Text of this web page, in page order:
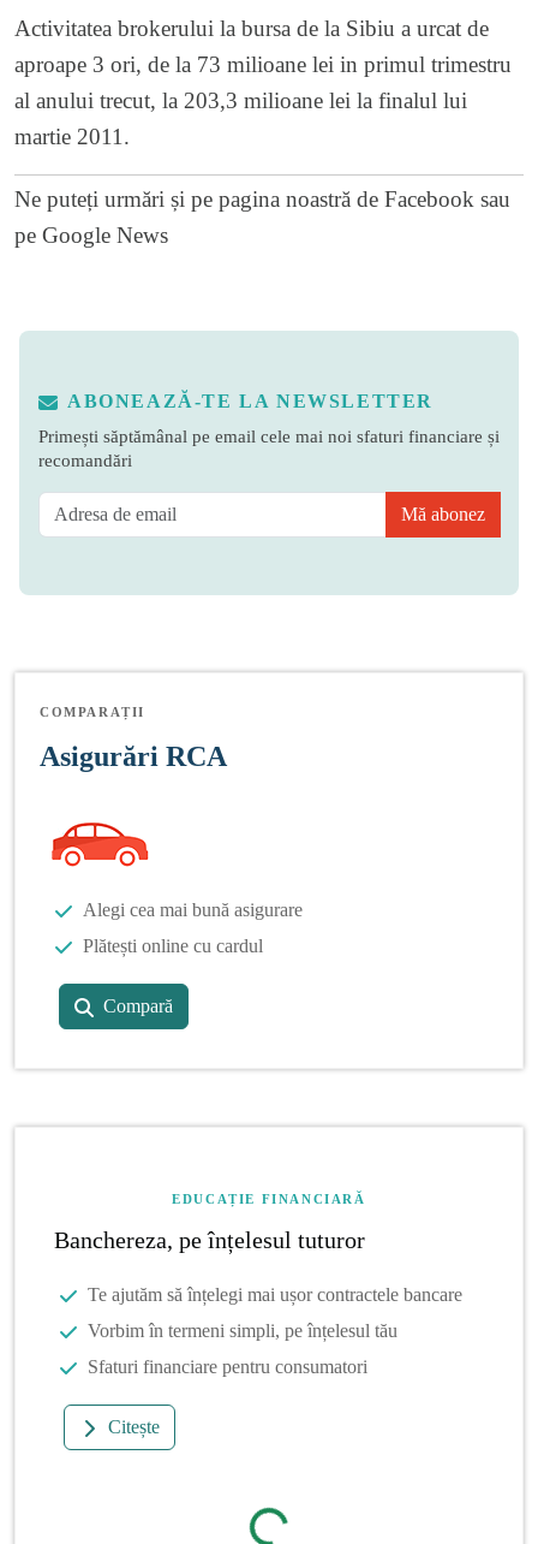
Activitatea brokerului la bursa de la Sibiu a urcat de
aproape 3 ori, de la 73 milioane lei in primul trimestru
al anului trecut, la 203,3 milioane lei la finalul lui
martie 2011.
Ne puteți urmări și pe pagina noastră de Facebook sau
pe Google News
ABONEAZĂ-TE LA NEWSLETTER
Primești săptămânal pe email cele mai noi sfaturi financiare și
recomandări
Mă abonez
COMPARAȚII
Asigurări RCA
Alegi cea mai bună asigurare
Plătești online cu cardul
Compară
EDUCAȚIE FINANCIARĂ
Banchereza, pe înțelesul tuturor
Te ajutăm să înțelegi mai ușor contractele bancare
Vorbim în termeni simpli, pe înțelesul tău
Sfaturi financiare pentru consumatori
Citește